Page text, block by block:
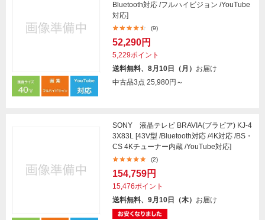
Bluetooth対応 /フルハイビジョン /YouTube
対応]
(9)
52,290円
5,229ポイント
送料無料、8月10日（月） お届け
中古品3点 25,980円～
SONY 液晶テレビ BRAVIA(ブラビア) KJ-4
3X83L [43V型 /Bluetooth対応 /4K対応 /BS・
CS 4Kチューナー内蔵 /YouTube対応]
(2)
154,759円
15,476ポイント
送料無料、9月10日（木） お届け